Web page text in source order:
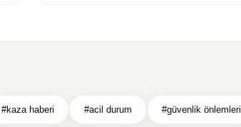
#kaza haberi #acil durum #güvenlik önlemleri